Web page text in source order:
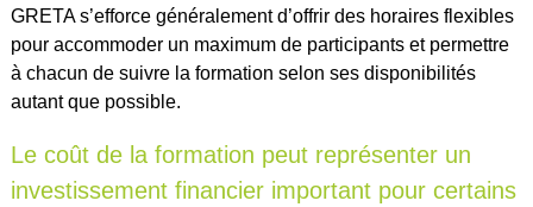
GRETA s’efforce généralement d’offrir des horaires flexibles
pour accommoder un maximum de participants et permettre
à chacun de suivre la formation selon ses disponibilités
autant que possible.
Le coût de la formation peut représenter un
investissement financier important pour certains